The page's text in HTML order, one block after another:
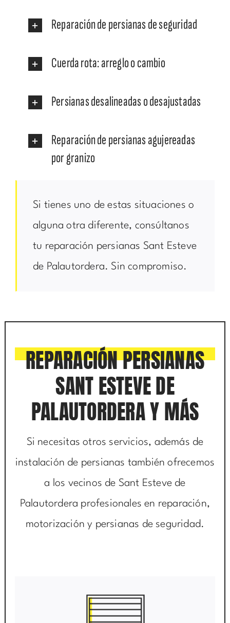
Reparación de persianas de seguridad
Cuerda rota: arreglo o cambio
Persianas desalineadas o desajustadas
Reparación de persianas agujereadas
por granizo
Si tienes uno de estas situaciones o
alguna otra diferente, consúltanos
tu reparación persianas Sant Esteve
de Palautordera. Sin compromiso.
REPARACIÓN PERSIANAS
SANT ESTEVE DE
PALAUTORDERA Y MÁS
Si necesitas otros servicios, además de
instalación de persianas también ofrecemos
a los vecinos de Sant Esteve de
Palautordera profesionales en reparación,
motorización y persianas de seguridad.